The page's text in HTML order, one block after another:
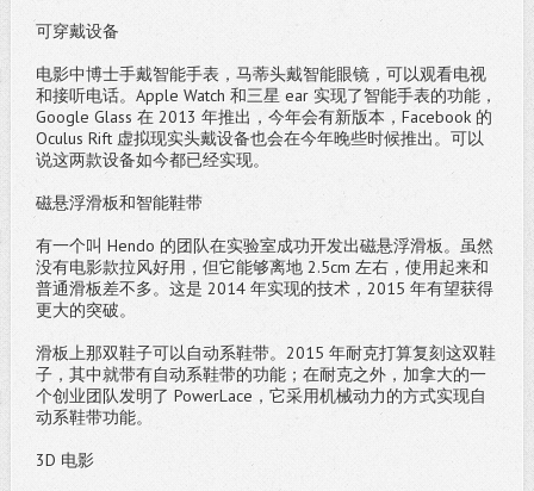
可穿戴设备
电影中博士手戴智能手表，马蒂头戴智能眼镜，可以观看电视
和接听电话。Apple Watch 和三星 ear 实现了智能手表的功能，
Google Glass 在 2013 年推出，今年会有新版本，Facebook 的
Oculus Rift 虚拟现实头戴设备也会在今年晚些时候推出。可以
说这两款设备如今都已经实现。
磁悬浮滑板和智能鞋带
有一个叫 Hendo 的团队在实验室成功开发出磁悬浮滑板。虽然
没有电影款拉风好用，但它能够离地 2.5cm 左右，使用起来和
普通滑板差不多。这是 2014 年实现的技术，2015 年有望获得
更大的突破。
滑板上那双鞋子可以自动系鞋带。2015 年耐克打算复刻这双鞋
子，其中就带有自动系鞋带的功能；在耐克之外，加拿大的一
个创业团队发明了 PowerLace，它采用机械动力的方式实现自
动系鞋带功能。
3D 电影